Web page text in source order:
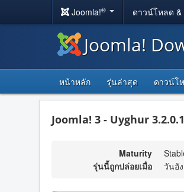
Joomla!® ดาวน์โหลด &
Joomla!
หน้าหลัก รุ่นล่าสุด ดาวน์โ
Joomla! 3 - Uyghur 3.2.0.1
Maturity
รุ่นนี้ถูกปล่อยเมื่อ
วันอั